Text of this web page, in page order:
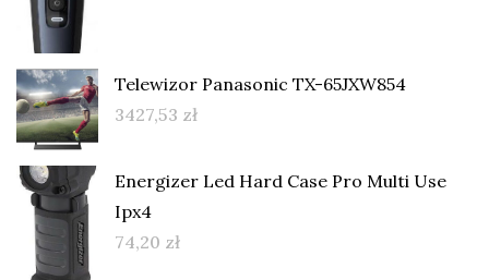
Telewizor Panasonic TX-65JXW854
3427,53 zł
Energizer Led Hard Case Pro Multi Use
Ipx4
74,20 zł